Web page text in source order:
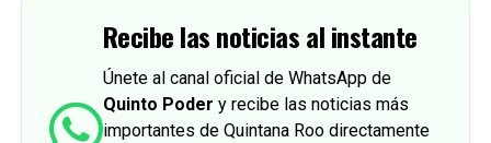
Recibe las noticias al instante
Únete al canal oficial de WhatsApp de
Quinto Poder y recibe las noticias más
importantes de Quintana Roo directamente